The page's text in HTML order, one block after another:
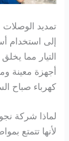
تمديد
إلى استخدام
التيار مما
أجهزة معينة
كهرباء صباح
لماذا شركة
لأنها تتمتع